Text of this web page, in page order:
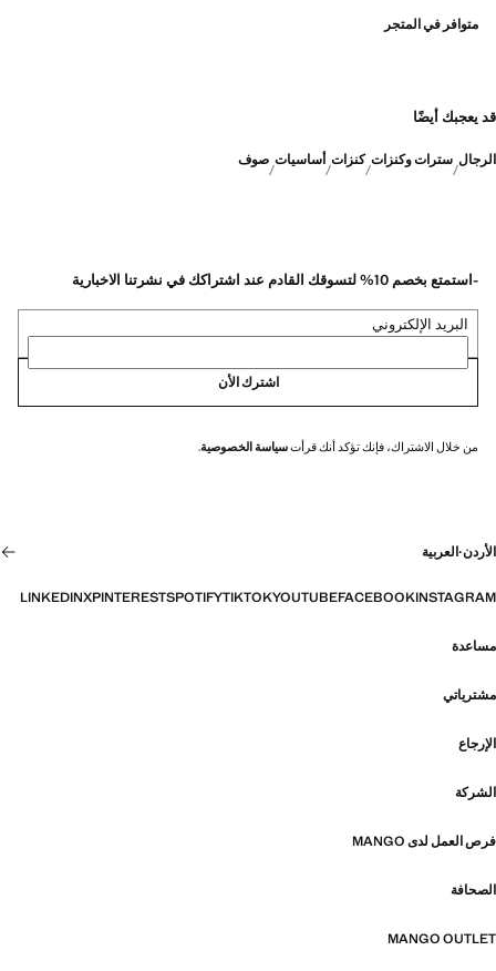
متوافر في المتجر
قد يعجبك أيضًا
الرجال سترات وكنزات كنزات أساسيات صوف
-استمتع بخصم 10% لتسوقك القادم عند اشتراكك في نشرتنا الاخبارية
البريد الإلكتروني
اشترك الأن
من خلال الاشتراك، فإنك تؤكد أنك قرأتسياسة الخصوصية.
الأردن·العربية
INSTAGRAM
FACEBOOK
YOUTUBE
TIKTOK
SPOTIFY
PINTEREST
X
LINKEDIN
مساعدة
مشترياتي
الإرجاع
الشركة
فرص العمل لدى MANGO
الصحافة
MANGO OUTLET